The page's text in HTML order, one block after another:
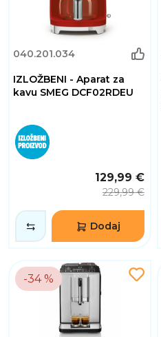
040.201.034
IZLOŽBENI - Aparat za
kavu SMEG DCF02RDEU
129,99 €
229,99 €
Dodaj
-34 %